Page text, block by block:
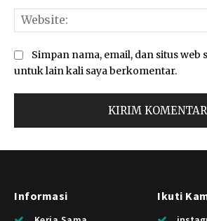
Simpan nama, email, dan situs web
untuk lain kali saya berkomentar.
Informasi Ikuti